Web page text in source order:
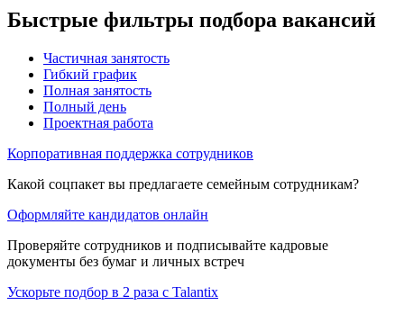
Быстрые фильтры подбора вакансий
Частичная занятость
Гибкий график
Полная занятость
Полный день
Проектная работа
Корпоративная поддержка сотрудников
Какой соцпакет вы предлагаете семейным сотрудникам?
Оформляйте кандидатов онлайн
Проверяйте сотрудников и подписывайте кадровые
документы без бумаг и личных встреч
Ускорьте подбор в 2 раза с Talantix